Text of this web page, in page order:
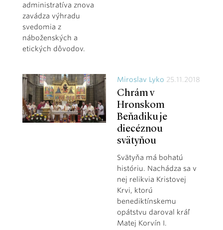
administratíva znova
zavádza výhradu
svedomia z
náboženských a
etických dôvodov.
Miroslav Lyko 25.11.2018
Chrám v
Hronskom
Beňadiku je
diecéznou
svätyňou
Svätyňa má bohatú
históriu. Nachádza sa v
nej relikvia Kristovej
Krvi, ktorú
benediktínskemu
opátstvu daroval kráľ
Matej Korvín I.